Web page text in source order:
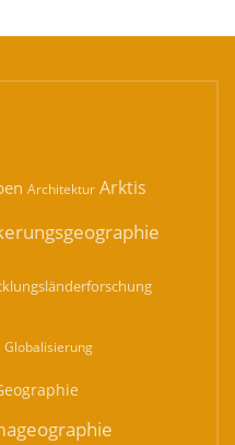
Architektur Arktis
Globalisierung